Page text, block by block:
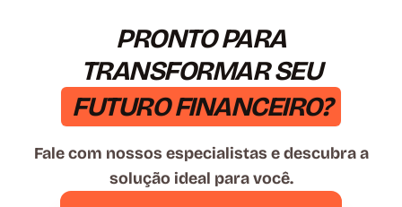
PRONTO PARA
TRANSFORMAR SEU
FUTURO FINANCEIRO?
Fale com nossos especialistas e descubra a
solução ideal para você.